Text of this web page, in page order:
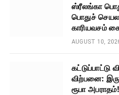
ஸ்ரீலங்கா
பொதுச்
காரியவசம்
AUGUST 10,
கட்டுப்பாட்டு
விற்பனை:
ரூபா அபராதம்!